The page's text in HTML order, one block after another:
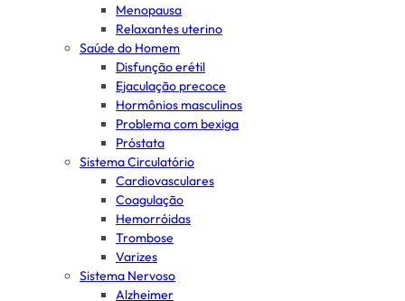
Menopausa
Relaxantes uterino
Saúde do Homem
Disfunção erétil
Ejaculação precoce
Hormônios masculinos
Problema com bexiga
Próstata
Sistema Circulatório
Cardiovasculares
Coagulação
Hemorróidas
Trombose
Varizes
Sistema Nervoso
Alzheimer